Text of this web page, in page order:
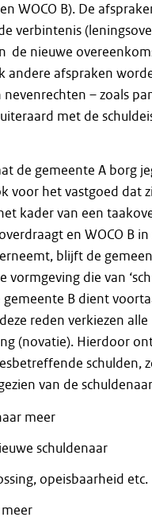
WOCO B). De
verbintenis
de nieuwe
andere afspraken
– zoals
met de
de gemeente A borg
voor het vastgoed dat
kader van een
en WOCO B
blijft de
vormgeving die van
B dient
reden verkiezen
(novatie). Hierdoor
schulden,
van de
meer
schuldenaar
opeisbaarheid